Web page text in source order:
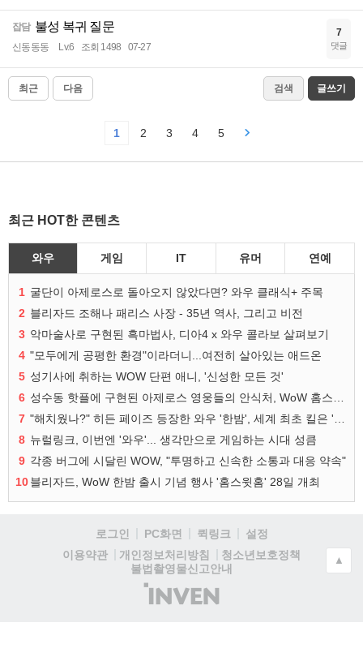
잡담 불성 복귀 질문
신동동동 Lv.6 조회 1498 07-27
7
댓글
최근 다음 검색 글쓰기
1 2 3 4 5
최근 HOT한 콘텐츠
와우 게임 IT 유머 연예
1 굴단이 아제로스로 돌아오지 않았다면? 와우 클래식+ 주목
2 블리자드 조해나 패리스 사장 - 35년 역사, 그리고 비전
3 악마술사로 구현된 흑마법사, 디아4 x 와우 콜라보 살펴보기
4 "모두에게 공평한 환경"이라더니...여전히 살아있는 애드온
5 성기사에 취하는 WOW 단편 애니, '신성한 모든 것'
6
7
8 뉴럴링크, 이번엔 '와우'... 생각만으로 게임하는 시대 성큼
9 각종 버그에 시달린 WOW, "투명하고 신속한 소통과 대응 약속"
10블리자드, WoW 한밤 출시 기념 행사 '홈스윗홈' 28일 개최
로그인 PC화면 퀵링크
설정
이용약관
개인정보처리방침
청소년보호정책
불법촬영물신고안내
(주)
인
▲